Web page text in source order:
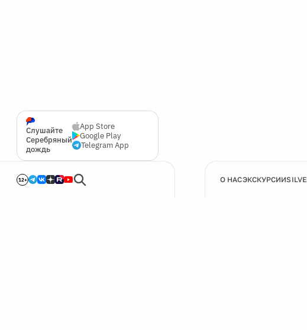
Слушайте
Серебряный
дождь
App Store
Google Play
Telegram App
12+ О НАСЭКСКУРСИИ